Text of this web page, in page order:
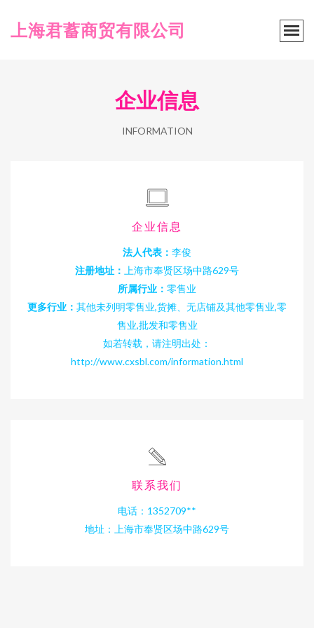
上海君蓄商贸有限公司
企业信息
INFORMATION
企业信息
法人代表： 李俊
注册地址：
上海市奉贤区场中路629号
所属行业： 零售业
更多行业： 其他未列明零售业,货摊、无店铺及其他零售业,零
售业,批发和零售业
如若转载，请注明出处：
http://www.cxsbl.com/information.html
联系我们
电话：1352709**
地址：上海市奉贤区场中路629号